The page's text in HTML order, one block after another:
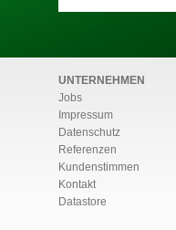
UNTERNEHMEN
Jobs
Impressum
Datenschutz
Referenzen
Kundenstimmen
Kontakt
Datastore